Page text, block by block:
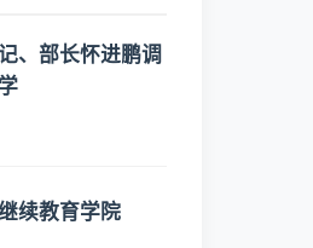
、部长怀进鹏调
续教育学院